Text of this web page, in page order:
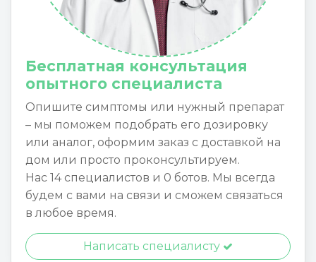
Бесплатная консультация
опытного специалиста
Опишите симптомы или нужный препарат
– мы поможем подобрать его дозировку
или аналог, оформим заказ с доставкой на
дом или просто проконсультируем.
Нас 14 специалистов и 0 ботов. Мы всегда
будем с вами на связи и сможем связаться
в любое время.
Написать специалисту